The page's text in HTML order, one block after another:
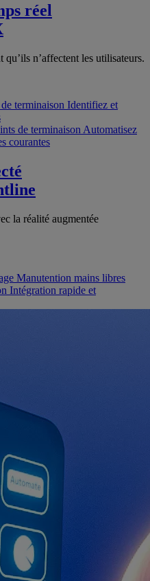
réel
n’affectent les utilisateurs.
terminaison Identifiez et
de terminaison Automatisez
courantes
la réalité augmentée
Manutention mains libres
Intégration rapide et